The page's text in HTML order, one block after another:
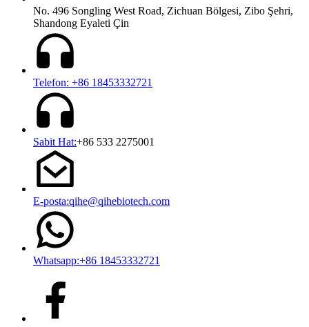
No. 496 Songling West Road, Zichuan Bölgesi, Zibo Şehri,
Shandong Eyaleti Çin
Telefon: +86 18453332721
Sabit Hat:+86 533 2275001
E-posta:qihe@qihebiotech.com
Whatsapp:+86 18453332721